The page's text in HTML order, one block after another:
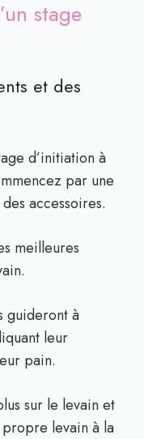
stage
et des
d’initiation à
par une
accessoires.
meilleures
guideront à
leur
pain.
sur le levain et
levain à la